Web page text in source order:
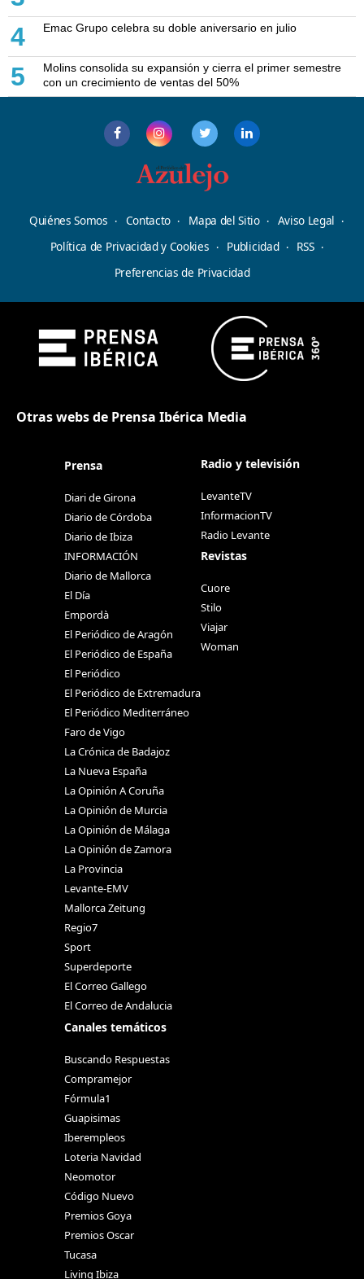
4 Emac Grupo celebra su doble aniversario en julio
5
Molins consolida su expansión y cierra el primer semestre
con un crecimiento de ventas del 50%
Quiénes Somos Contacto Mapa del Sitio
Aviso Legal
Política de Privacidad y Cookies
Publicidad
RSS
Preferencias de Privacidad
Otras webs de Prensa Ibérica Media
Prensa
Diari de Girona
Diario de Córdoba
Diario de Ibiza
INFORMACIÓN
Diario de Mallorca
El Día
Empordà
El Periódico de Aragón
El Periódico de España
El Periódico
El Periódico de Extremadura
El Periódico Mediterráneo
Faro de Vigo
La Crónica de Badajoz
La Nueva España
La Opinión A Coruña
La Opinión de Murcia
La Opinión de Málaga
La Opinión de Zamora
La Provincia
Levante-EMV
Mallorca Zeitung
Regio7
Sport
Superdeporte
El Correo Gallego
El Correo de Andalucia
Canales temáticos
Buscando Respuestas
Compramejor
Fórmula1
Guapisimas
Iberempleos
Loteria Navidad
Neomotor
Código Nuevo
Premios Goya
Premios Oscar
Tucasa
Living Ibiza
Radio y televisión
LevanteTV
InformacionTV
Radio Levante
Revistas
Cuore
Stilo
Viajar
Woman